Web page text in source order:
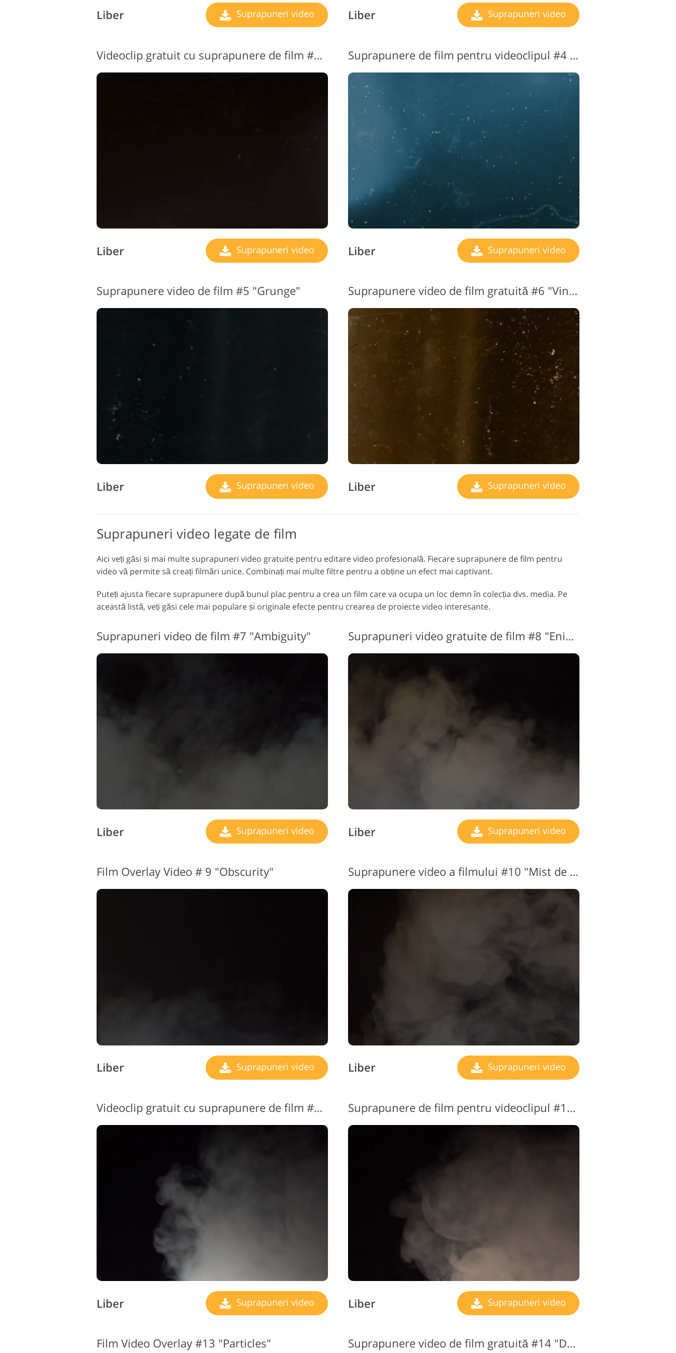
Liber Suprapuneri video Liber Suprapuneri video
Videoclip gratuit cu suprapunere de film #3 "Retro Feel"
Liber Suprapuneri video
Suprapunere de film pentru videoclipul #4 "Submerged"
Liber Suprapuneri video
Suprapunere video de film #5 "Grunge"
Liber Suprapuneri video
Suprapunere video de film gratuită #6 "Vintage"
Liber Suprapuneri video
Suprapuneri video legate de film
Aici veți găsi și mai multe suprapuneri video gratuite pentru editare video profesională. Fiecare suprapunere de film pentru
video vă permite să creați filmări unice. Combinați mai multe filtre pentru a obține un efect mai captivant.
Puteți ajusta fiecare suprapunere după bunul plac pentru a crea un film care va ocupa un loc demn în colecția dvs. media. Pe
această listă, veți găsi cele mai populare și originale efecte pentru crearea de proiecte video interesante.
Suprapuneri video de film #7 "Ambiguity"
Liber Suprapuneri video
Suprapuneri video gratuite de film #8 "Enigma"
Liber Suprapuneri video
Film Overlay Video # 9 "Obscurity"
Liber Suprapuneri video
Suprapunere video a filmului #10 "Mist de the Past"
Liber Suprapuneri video
Videoclip gratuit cu suprapunere de film #11 "Thick Haze"
Liber Suprapuneri video
Suprapunere de film pentru videoclipul #12 "Dawn de Times"
Liber Suprapuneri video
Film Video Overlay #13 "Particles" Suprapunere video de film gratuită #14 "Dust Bunnies"